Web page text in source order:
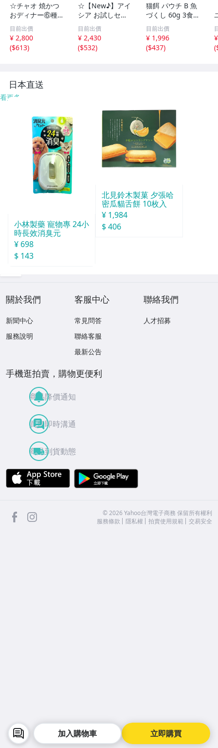
立即購買
加入購物車
☆チャオ 焼かつ
おディナー⑥種
計30袋♪☆
目前出價
¥ 2,800
($613)
☆【New♪】アイ
シア お試しセッ
ト⑥種⑨袋 27食
♪☆
目前出價
¥ 2,430
($532)
猫餌 パウチ B 魚
づくし 60g 3食入
8袋(24食) 賞味20
27年- いなば キ
ャットフード お
試し1-2別出
目前出價
¥ 1,996
($437)
(
日本直送
看更多
小林製藥 寵物專 24小
時長效消臭元
¥ 698
$ 143
北見鈴木製菓 夕張哈
密瓜貓舌餅 10枚入
¥ 1,984
$ 406
關於我們
新聞中心
服務說明
客服中心
常見問答
聯絡客服
最新公告
聯絡我們
人才招募
手機逛拍賣，購物更便利
商品降價通知
買賣即時溝通
商品到貨動態
APP Store
facebook ©2026 Yahoo台灣電子商務 保留所有權利
服務條款
隱私權 拍賣使用規範 交易安全